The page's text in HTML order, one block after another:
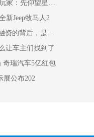
90后牧马人摄影师玩家：先仰望星空，
新Jeep牧马人2
“共享厕纸”获千万融资的背后，是一场
让车主们找到了
奇瑞汽车5亿红包
展公布202